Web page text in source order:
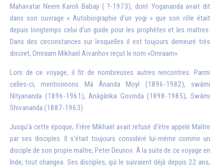
Mahavatar Neem Karoli Babaji ( ?-1973), dont Yogananda avait dit
dans son ouvrage « Autobiographie d’un yogi » que son rôle était
depuis longtemps celui d’un guide pour les prophètes et les maîtres.
Dans des circonstances sur lesquelles il est toujours demeuré très
discret, Omraam Mikhaël Aïvanhov reçut le nom «Omraam».
Lors de ce voyage, il fit de nombreuses autres rencontres. Parmi
celles-ci, mentionnons Mâ Ânanda Moyî (1896-1982), swâmi
Nîtyananda (1896-1961), Anâgârika Govinda (1898-1985), Swâmi
Shivananda (1887-1963)
Jusqu’à cette époque, Frère Mikhaël avait refusé d’être appelé Maître
par ses disciples. Il s’était toujours considéré lui-même comme un
disciple de son propre maître, Peter Deunov. À la suite de ce voyage en
Inde, tout changea. Ses disciples, qui le suivaient déjà depuis 22 ans,